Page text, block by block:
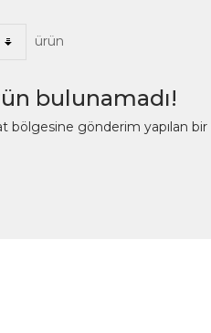
ürün
bulunamadı!
gönderim yapılan bir